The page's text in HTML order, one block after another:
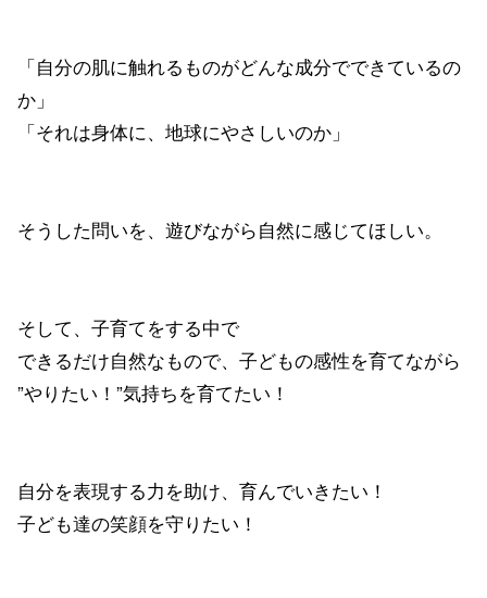
「自分の肌に触れるものがどんな成分でできているの
か」
「それは身体に、地球にやさしいのか」
そうした問いを、遊びながら自然に感じてほしい。
そして、子育てをする中で
できるだけ自然なもので、子どもの感性を育てながら
”やりたい！”気持ちを育てたい！
自分を表現する力を助け、育んでいきたい！
子ども達の笑顔を守りたい！